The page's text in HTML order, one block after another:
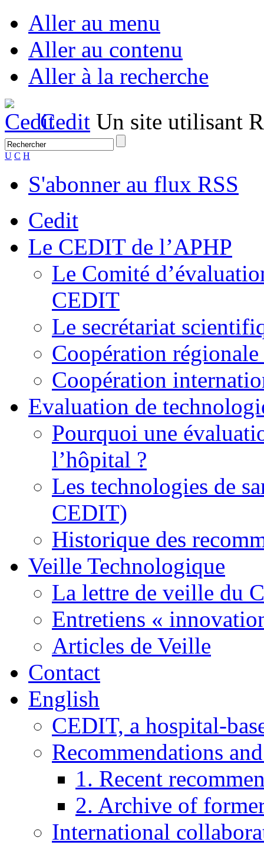
Aller au menu
Aller au contenu
Aller à la recherche
Cedit Un site utilisant
U C H
S'abonner au flux RSS
Cedit
Le CEDIT de l’APHP
Le Comité
CEDIT
Le secrétariat
Coopération
Coopération
Evaluation de
Pourquoi une
l’hôpital ?
Les technologies de
CEDIT)
Historique des
Veille Technologique
La lettre de veille du
Entretiens «
Articles de Veille
Contact
English
CEDIT, a hospital-
Recommendations
1. Recent
2. Archive of
International